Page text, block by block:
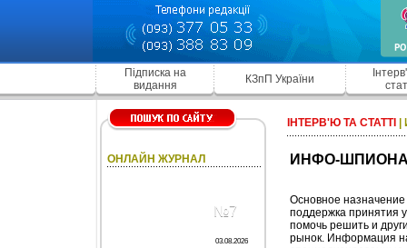
Підписка на
видання
КЗпП України
ОНЛАЙН ЖУРНАЛ
№7
03.08.2026
ІНТЕРВ'Ю ТА СТАТТІ
ИНФО-
Основное
поддержка принятия
помочь решить и
рынок. Информация